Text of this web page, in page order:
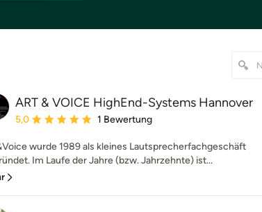
ART & VOICE HighEnd-Systems Hannover
Durchschnittliche Bewertung: 5 von 5 Sternen
5,0 1 Bewertung
wurde 1989 als kleines Lautsprecherfachgeschäft
Im Laufe der Jahre (bzw. Jahrzehnte) ist...